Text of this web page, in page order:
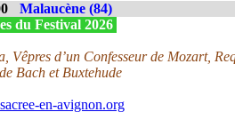
Malaucène (84)
du Festival 2026
Vêpres d’un Confesseur de Mozart,
Bach et Buxtehude
en-avignon.org